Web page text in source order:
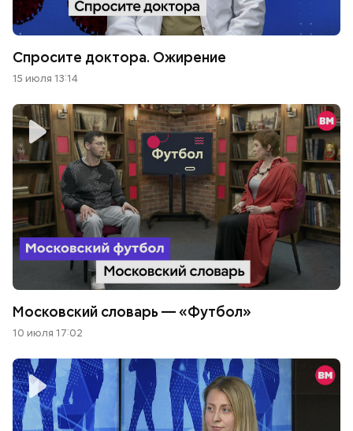
Спросите доктора. Ожирение
15 июля 13:14
Московский словарь — «Футбол»
10 июля 17:02